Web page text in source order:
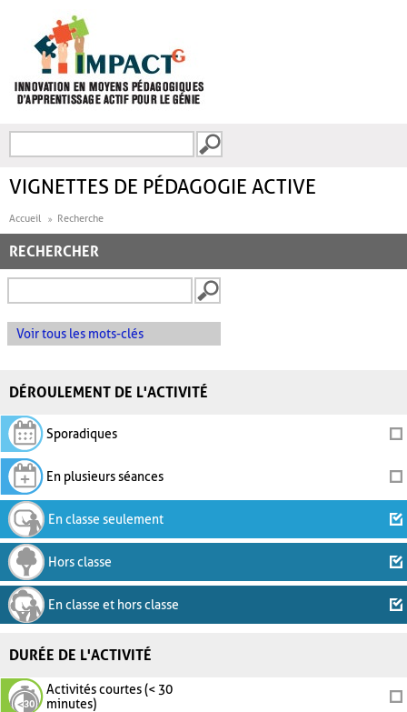
FORMULAIRE DE
VIGNETTES DE PÉDAGOGIE ACTIVE
Accueil Recherche
RECHERCHER
Voir tous les mots-clés
DÉROULEMENT DE L'ACTIVITÉ
Sporadiques
En plusieurs séances
En classe seulement
Hors classe
En classe et hors classe
DURÉE DE L'ACTIVITÉ
Activités courtes (< 30
minutes)